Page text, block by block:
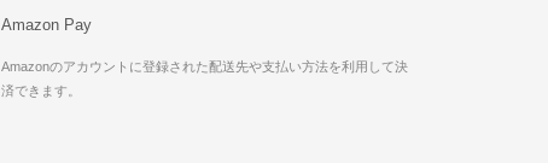
Amazon Pay
Amazonのアカウントに登録された配送先や支払い方法を利用して決
済できます。